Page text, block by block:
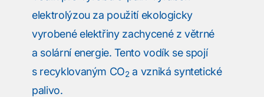
elektrolýzou za použití ekologicky
vyrobené elektřiny zachycené z větrné
a solární energie. Tento vodík se spojí
s recyklovaným CO2 a vzniká syntetické
palivo.